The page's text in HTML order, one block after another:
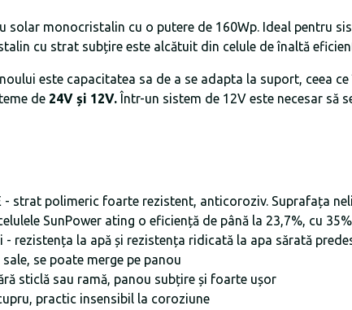
solar monocristalin cu o putere de 160Wp. Ideal pentru
cu strat subțire este alcătuit din celule de înaltă
este capacitatea sa de a se adapta la suport, ceea
de 24V și 12V. Într-un sistem de 12V este necesar să
- strat polimeric foarte rezistent, anticoroziv. Suprafața
SunPower ating o eficiență de până la 23,7%, cu
- rezistența la apă și rezistența ridicată la apa sărată
se poate merge pe panou
sticlă sau ramă, panou subțire și foarte ușor
practic insensibil la coroziune